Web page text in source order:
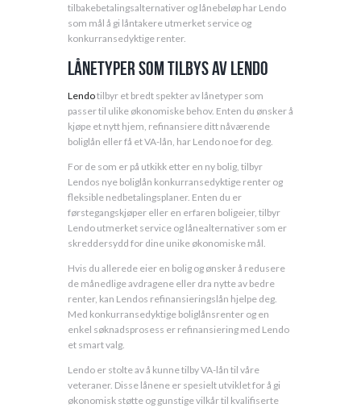
tilbakebetalingsalternativer og lånebeløp har Lendo
som mål å gi låntakere utmerket service og
konkurransedyktige renter.
Lånetyper som tilbys av Lendo
Lendotilbyr et bredt spekter av lånetyper som
passer til ulike økonomiske behov. Enten du ønsker å
kjøpe et nytt hjem, refinansiere ditt nåværende
boliglån eller få et VA-lån, har Lendo noe for deg.
For de som er på utkikk etter en ny bolig, tilbyr
Lendos nye boliglån konkurransedyktige renter og
fleksible nedbetalingsplaner. Enten du er
førstegangskjøper eller en erfaren boligeier, tilbyr
Lendo utmerket service og lånealternativer som er
skreddersydd for dine unike økonomiske mål.
Hvis du allerede eier en bolig og ønsker å redusere
de månedlige avdragene eller dra nytte av bedre
renter, kan Lendos refinansieringslån hjelpe deg.
Med konkurransedyktige boliglånsrenter og en
enkel søknadsprosess er refinansiering med Lendo
et smart valg.
Lendo er stolte av å kunne tilby VA-lån til våre
veteraner. Disse lånene er spesielt utviklet for å gi
økonomisk støtte og gunstige vilkår til kvalifiserte